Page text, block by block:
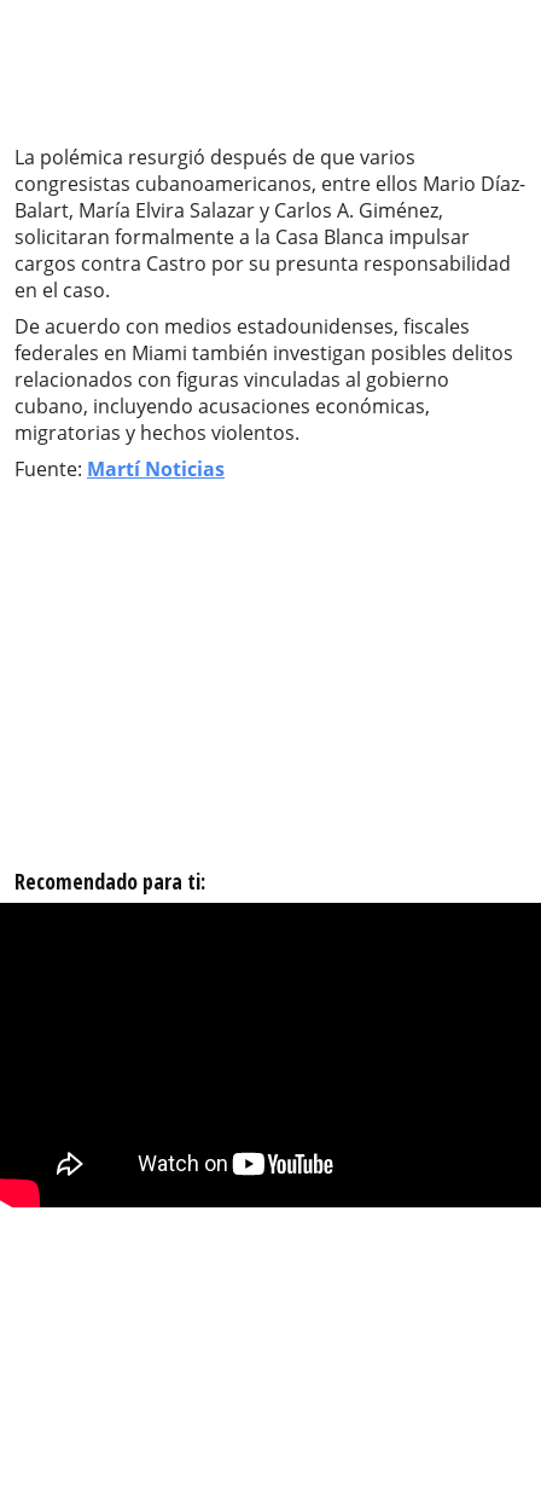
La polémica resurgió después de que varios
congresistas cubanoamericanos, entre ellos Mario Díaz-
Balart, María Elvira Salazar y Carlos A. Giménez,
solicitaran formalmente a la Casa Blanca impulsar
cargos contra Castro por su presunta responsabilidad
en el caso.
De acuerdo con medios estadounidenses, fiscales
federales en Miami también investigan posibles delitos
relacionados con figuras vinculadas al gobierno
cubano, incluyendo acusaciones económicas,
migratorias y hechos violentos.
Fuente: Martí Noticias
Recomendado para ti: